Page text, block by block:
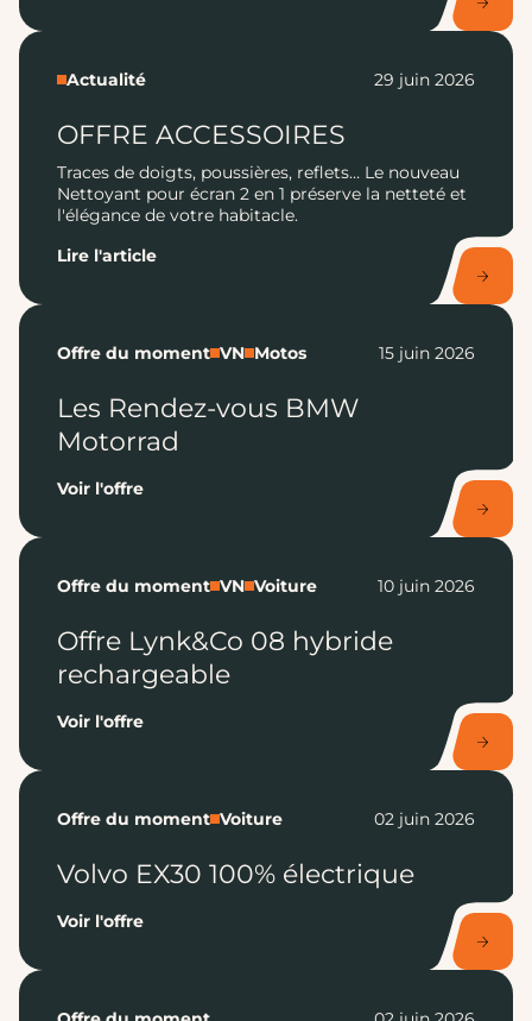
Actualité 29 juin 2026
OFFRE ACCESSOIRES
Traces de doigts, poussières, reflets… Le nouveau
Nettoyant pour écran 2 en 1 préserve la netteté et
l'élégance de votre habitacle.
Lire l'article
Offre du moment VN Motos 15 juin 2026
Les Rendez-vous BMW
Motorrad
Voir l'offre
Offre du moment VN Voiture 10 juin 2026
Offre Lynk&Co 08 hybride
rechargeable
Voir l'offre
Offre du moment Voiture 02 juin 2026
Volvo EX30 100% électrique
Voir l'offre